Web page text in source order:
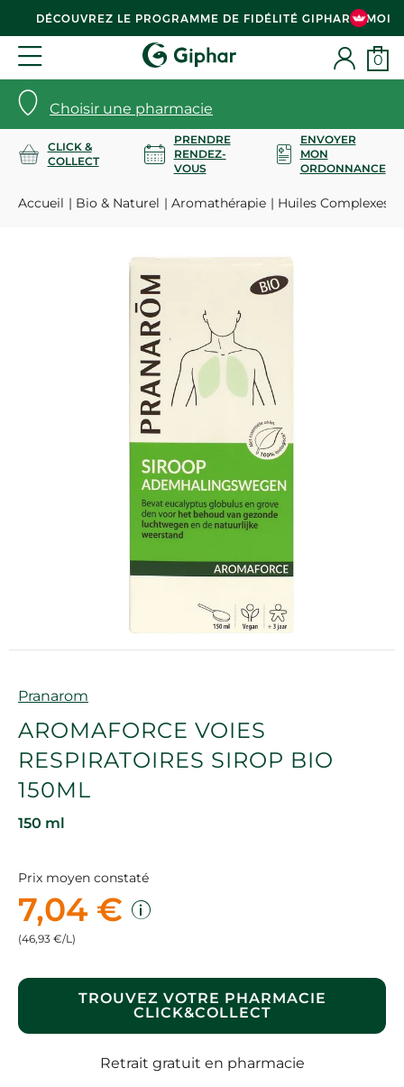
DÉCOUVREZ LE PROGRAMME DE FIDÉLITÉ GIPHAR & MOI
Choisir une pharmacie
0
CLICK &
COLLECT
PRENDRE
RENDEZ-
VOUS
ENVOYER
MON
ORDONNANCE
Accueil Bio & Naturel Aromathérapie Huiles Complexes
Marque
Pranarom
AROMAFORCE VOIES
RESPIRATOIRES SIROP BIO
150ML
150 ml
Prix moyen constaté
7,04 €
(46,93 €/L)
TROUVEZ VOTRE PHARMACIE
CLICK&COLLECT
Retrait gratuit en pharmacie